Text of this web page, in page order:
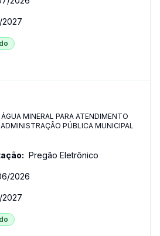
2027
MINERAL PARA ATENDIMENTO
PÚBLICA MUNICIPAL
Pregão Eletrônico
2026
2027